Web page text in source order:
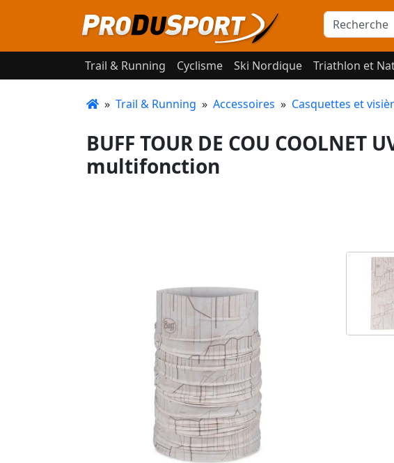
Trail & Running Cyclisme Ski Nordique Triathlon et
» Trail & Running » Accessoires » Casquettes et
BUFF TOUR DE COU COOLNET
multifonction